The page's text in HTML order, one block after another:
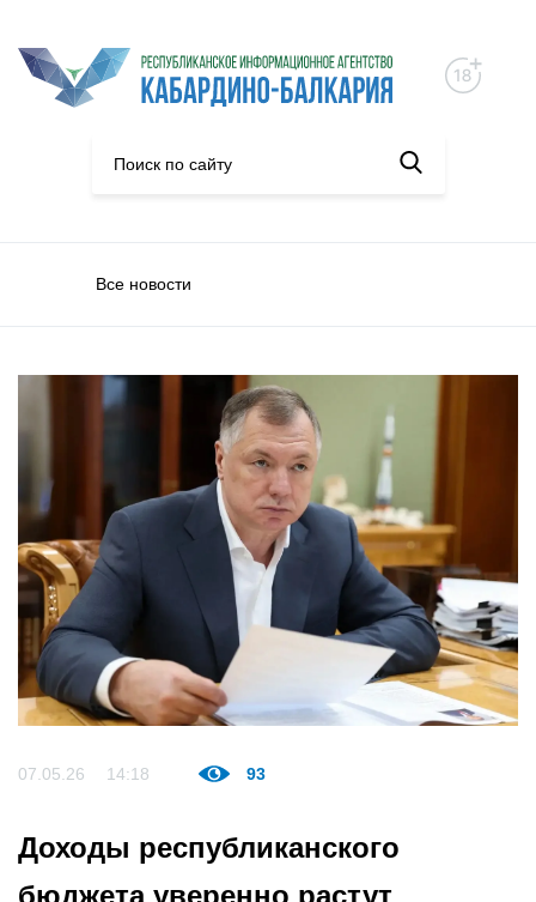
Все новости
07.05.26 14:18 93
Доходы республиканского
бюджета уверенно растут